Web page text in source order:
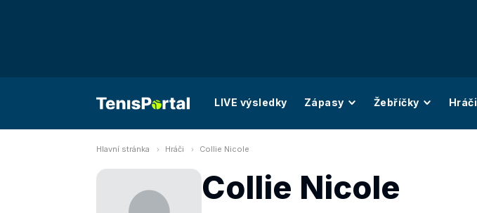
LIVE výsledky Zápasy Žebříčky Hráči
Hlavní stránka Hráči Collie Nicole
Collie Nicole